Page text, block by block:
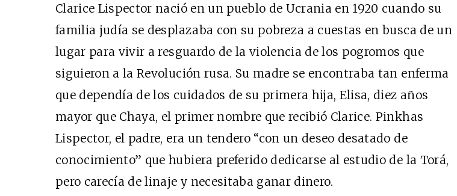
Clarice Lispector nació en un pueblo de Ucrania en 1920 cuando su
familia judía se desplazaba con su pobreza a cuestas en busca de un
lugar para vivir a resguardo de la violencia de los pogromos que
siguieron a la Revolución rusa. Su madre se encontraba tan enferma
que dependía de los cuidados de su primera hija, Elisa, diez años
mayor que Chaya, el primer nombre que recibió Clarice. Pinkhas
Lispector, el padre, era un tendero “con un deseo desatado de
conocimiento” que hubiera preferido dedicarse al estudio de la Torá,
pero carecía de linaje y necesitaba ganar dinero.